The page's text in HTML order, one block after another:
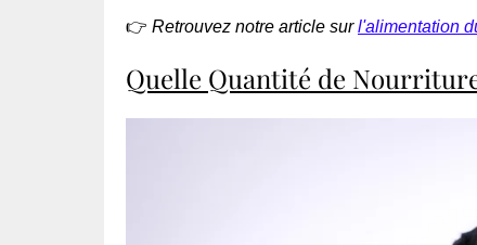
👉 Retrouvez notre article surl'alimentation
Quelle Quantité de